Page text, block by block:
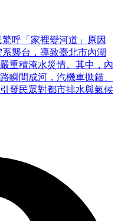
呼「家裡變河道」原因
襲台，導致臺北市內湖
重積淹水災情。其中，內
瞬間成河，汽機車拋錨、
發民眾對都市排水與氣候